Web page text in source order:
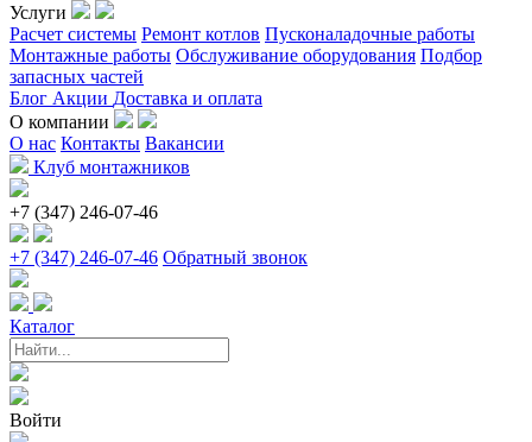
Услуги
Расчет системы Ремонт котлов Пусконаладочные работы
Монтажные работы Обслуживание оборудования Подбор
запасных частей
Блог Акции Доставка и оплата
О компании
О нас Контакты Вакансии
Клуб монтажников
+7 (347) 246-07-46
+7 (347) 246-07-46 Обратный звонок
Каталог
Войти